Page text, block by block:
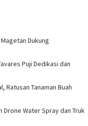
Dukung
Puji Dedikasi dan
Ratusan Tanaman Buah
Drone Water Spray dan Truk